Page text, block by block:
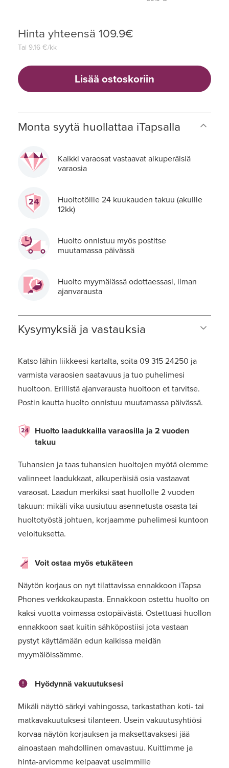
Hinta yhteensä 109.9€
Tai 9.16 €/kk
Lisää ostoskoriin
Monta syytä huollattaa iTapsalla
Kaikki varaosat vastaavat alkuperäisiä
varaosia
Huoltotöille 24 kuukauden takuu (akuille
12kk)
Huolto onnistuu myös postitse
muutamassa päivässä
Huolto myymälässä odottaessasi, ilman
ajanvarausta
Kysymyksiä ja vastauksia
Katso lähin liikkeesi kartalta, soita 09 315 24250 ja
varmista varaosien saatavuus ja tuo puhelimesi
huoltoon. Erillistä ajanvarausta huoltoon et tarvitse.
Postin kautta huolto onnistuu muutamassa päivässä.
Huolto laadukkailla varaosilla ja 2 vuoden
takuu
Tuhansien ja taas tuhansien huoltojen myötä olemme
valinneet laadukkaat, alkuperäisiä osia vastaavat
varaosat. Laadun merkiksi saat huollolle 2 vuoden
takuun: mikäli vika uusiutuu asennetusta osasta tai
huoltotyöstä johtuen, korjaamme puhelimesi kuntoon
veloituksetta.
Voit ostaa myös etukäteen
Näytön korjaus on nyt tilattavissa ennakkoon iTapsa
Phones verkkokaupasta. Ennakkoon ostettu huolto on
kaksi vuotta voimassa ostopäivästä. Ostettuasi huollon
ennakkoon saat kuitin sähköpostiisi jota vastaan
pystyt käyttämään edun kaikissa meidän
myymälöissämme.
Hyödynnä vakuutuksesi
Mikäli näyttö särkyi vahingossa, tarkastathan koti- tai
matkavakuutuksesi tilanteen. Usein vakuutusyhtiösi
korvaa näytön korjauksen ja maksettavaksesi jää
ainoastaan mahdollinen omavastuu. Kuittimme ja
hinta-arviomme kelpaavat useimmille